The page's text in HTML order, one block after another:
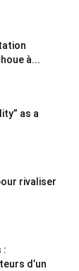
à...
as a
rivaliser
:
d’un